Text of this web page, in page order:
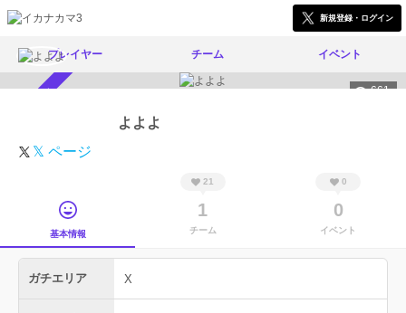
新規登録・ログイン
プレイヤー チーム イベント
661
よよよ
𝕏 ページ
基本情報
21
1
チーム
0
0
イベント
ガチエリア X